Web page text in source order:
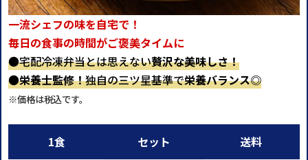
一流シェフの味を自宅で！
毎日の食事の時間がご褒美タイムに
●宅配冷凍弁当とは思えない贅沢な美味しさ！
●栄養士監修！独自の三ツ星基準で栄養バランス◎
※価格は税込です。
1食 セット 送料